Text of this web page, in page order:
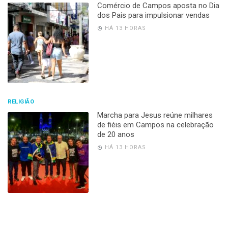
Comércio de Campos aposta no Dia
dos Pais para impulsionar vendas
HÁ 13 HORAS
RELIGIÃO
Marcha para Jesus reúne milhares
de fiéis em Campos na celebração
de 20 anos
HÁ 13 HORAS